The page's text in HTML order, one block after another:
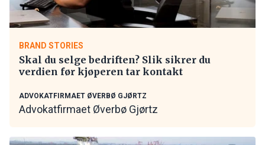
BRAND STORIES
Skal du selge bedriften? Slik sikrer du
verdien før kjøperen tar kontakt
ADVOKATFIRMAET ØVERBØ GJØRTZ
Advokatfirmaet Øverbø Gjørtz